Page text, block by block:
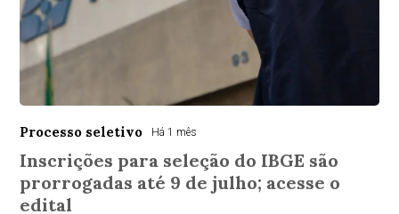
Processo seletivo Há 1 mês
Inscrições para seleção do IBGE são
prorrogadas até 9 de julho; acesse o
edital